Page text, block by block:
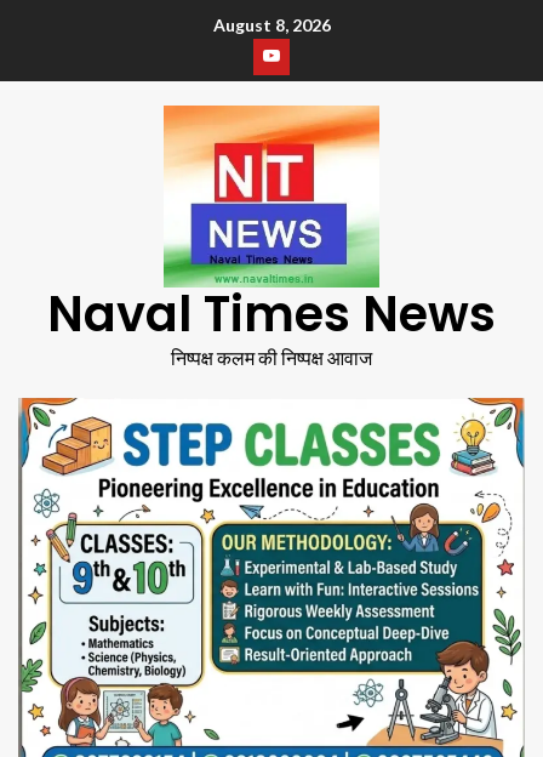
August 8, 2026
Naval Times News
निष्पक्ष कलम की निष्पक्ष आवाज